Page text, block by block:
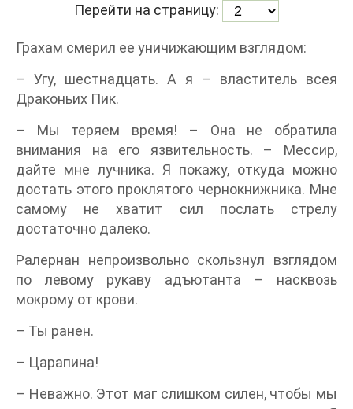
Перейти на страницу:
Грахам смерил ее уничижающим взглядом:
– Угу, шестнадцать. А я – властитель всея
Драконьих Пик.
– Мы теряем время! – Она не обратила
внимания на его язвительность. – Мессир,
дайте мне лучника. Я покажу, откуда можно
достать этого проклятого чернокнижника. Мне
самому не хватит сил послать стрелу
достаточно далеко.
Ралернан непроизвольно скользнул взглядом
по левому рукаву адъютанта – насквозь
мокрому от крови.
– Ты ранен.
– Царапина!
– Неважно. Этот маг слишком силен, чтобы мы